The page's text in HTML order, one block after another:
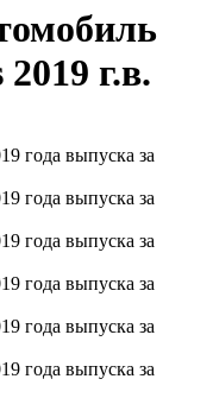
г.в.